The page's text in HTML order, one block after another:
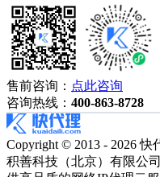
售前咨询： 点此咨询
咨询热线： 400-863-8728
Copyright © 2013 - 2026 快
积善科技（北京）有限公